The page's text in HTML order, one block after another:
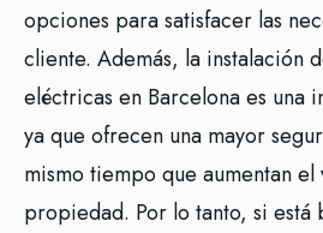
opciones para satisfacer las
cliente. Además, la instalación
eléctricas en Barcelona es una
ya que ofrecen una mayor
mismo tiempo que aumentan
propiedad. Por lo tanto, si está